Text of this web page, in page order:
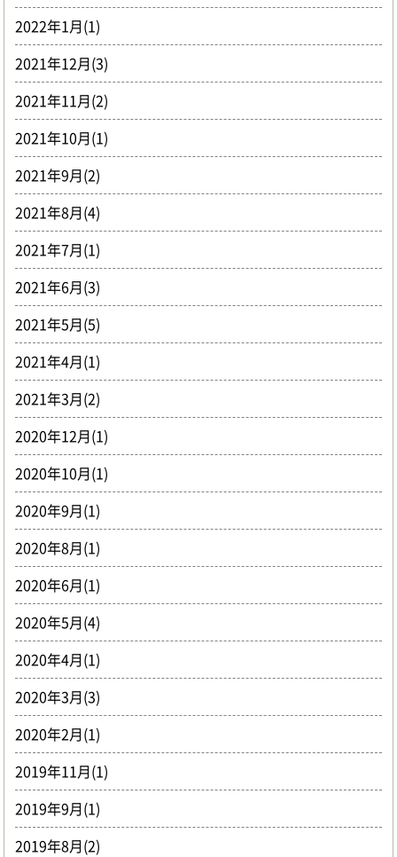
2022年1月(1)
2021年12月(3)
2021年11月(2)
2021年10月(1)
2021年9月(2)
2021年8月(4)
2021年7月(1)
2021年6月(3)
2021年5月(5)
2021年4月(1)
2021年3月(2)
2020年12月(1)
2020年10月(1)
2020年9月(1)
2020年8月(1)
2020年6月(1)
2020年5月(4)
2020年4月(1)
2020年3月(3)
2020年2月(1)
2019年11月(1)
2019年9月(1)
2019年8月(2)